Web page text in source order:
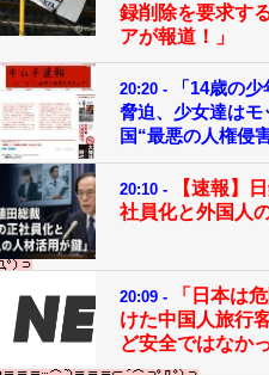
録削除を要求す
アが報道！」
20:20 -
「14歳の
脅迫、少女達は
国“最悪の人権侵
20:10 -
【速報】
社員化と外国人
20:09 -
「日本は
けた中国人旅行
ど安全ではな